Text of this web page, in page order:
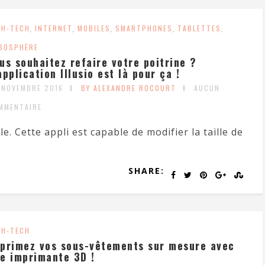
TECH, INTERNET, MOBILES, SMARTPHONES, TABLETTES,
souhaitez refaire votre poitrine ?
Illusio est là pour ça !
2016 BY ALEXANDRE ROCOURT
AUCUN
Cette appli est capable de modifier la taille de
SHARE:
TECH
vos sous-vêtements sur mesure avec
imprimante 3D !